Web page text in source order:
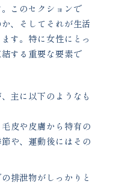
このセクションで
、そしてそれが生活
す。特に女性にとっ
する重要な要素で
主に以下のようなも
皮や皮膚から特有の
や、運動後にはその
排泄物がしっかりと